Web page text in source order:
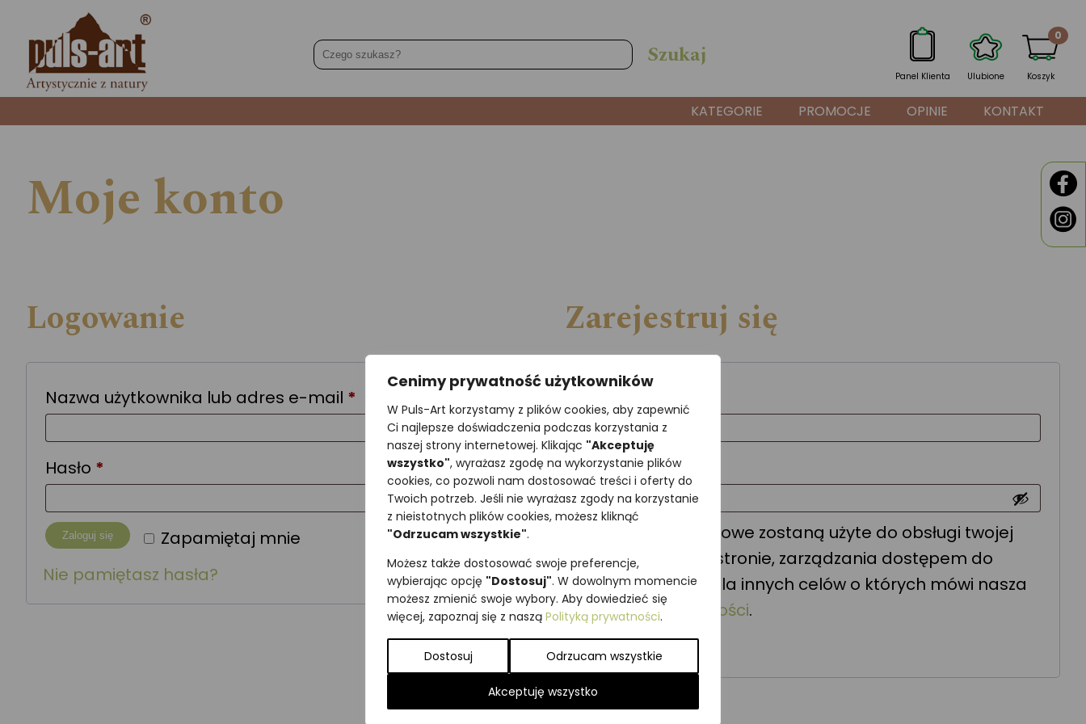
Cenimy prywatność użytkowników
W Puls-Art korzystamy z plików cookies, aby zapewnić
Ci najlepsze doświadczenia podczas korzystania z
naszej strony internetowej. Klikając "Akceptuję
wszystko", wyrażasz zgodę na wykorzystanie plików
cookies, co pozwoli nam dostosować treści i oferty do
Twoich potrzeb. Jeśli nie wyrażasz zgody na korzystanie
z nieistotnych plików cookies, możesz kliknąć
"Odrzucam wszystkie".
Możesz także dostosować swoje preferencje,
wybierając opcję "Dostosuj". W dowolnym momencie
możesz zmienić swoje wybory. Aby dowiedzieć się
więcej, zapoznaj się z naszą Polityką prywatności.
Dostosuj Odrzucam wszystkie
Akceptuję wszystko
Panel Klienta Ulubione Koszyk
0
KATEGORIE PROMOCJE OPINIE KONTAKT
Moje konto
Logowanie
Nazwa użytkownika lub adres e-mail * Wymagane
Hasło *
Zapamiętaj mnie
Zaloguj się
Nie pamiętasz hasła?
Zarejestruj się
Hasło*Wymagane
Twoje dane osobowe zostaną użyte do obsługi twojej
wizyty na naszej stronie, zarządzania dostępem do
twojego konta i dla innych celów o których mówi nasza
polityka prywatności.
Zarejestruj się